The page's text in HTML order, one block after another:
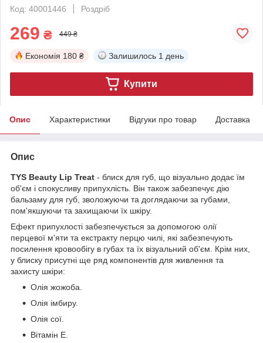
Код: 40001446
Роздріб
269 ₴ 449 ₴
Економія 180 ₴ Залишилось 1 день
Купити
Опис Характеристики Відгуки про товар Доставка
Опис
TYS Beauty Lip Treat - блиск для губ, що візуально додає їм
об'єм і спокусливу припухлість. Він також забезпечує дію
бальзаму для губ, зволожуючи та доглядаючи за губами,
пом'якшуючи та захищаючи їх шкіру.
Ефект припухлості забезпечується за допомогою олії
перцевої м'яти та екстракту перцю чилі, які забезпечують
посилення кровообігу в губах та їх візуальний об'єм. Крім них,
у блиску присутні ще ряд компонентів для живлення та
захисту шкіри:
Олія жожоба.
Олія імбиру.
Олія сої.
Вітамін Е.